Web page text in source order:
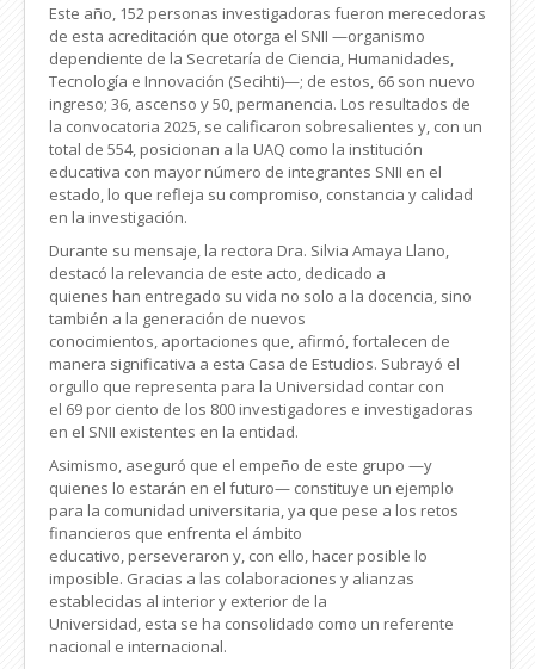
Este año, 152 personas investigadoras fueron merecedoras
de esta acreditación que otorga el SNII —organismo
dependiente de la Secretaría de Ciencia, Humanidades,
Tecnología e Innovación (Secihti)—; de estos, 66 son nuevo
ingreso; 36, ascenso y 50, permanencia. Los resultados de
la convocatoria 2025, se calificaron sobresalientes y, con un
total de 554, posicionan a la UAQ como la institución
educativa con mayor número de integrantes SNII en el
estado, lo que refleja su compromiso, constancia y calidad
en la investigación.
Durante su mensaje, la rectora Dra. Silvia Amaya Llano,
destacó la relevancia de este acto, dedicado a
quienes han entregado su vida no solo a la docencia, sino
también a la generación de nuevos
conocimientos, aportaciones que, afirmó, fortalecen de
manera significativa a esta Casa de Estudios. Subrayó el
orgullo que representa para la Universidad contar con
el 69 por ciento de los 800 investigadores e investigadoras
en el SNII existentes en la entidad.
Asimismo, aseguró que el empeño de este grupo —y
quienes lo estarán en el futuro— constituye un ejemplo
para la comunidad universitaria, ya que pese a los retos
financieros que enfrenta el ámbito
educativo, perseveraron y, con ello, hacer posible lo
imposible. Gracias a las colaboraciones y alianzas
establecidas al interior y exterior de la
Universidad, esta se ha consolidado como un referente
nacional e internacional.